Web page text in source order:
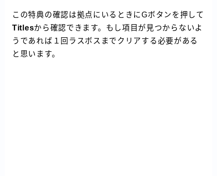
この特典の確認は拠点にいるときにGボタンを押して
Titlesから確認できます。もし項目が見つからないよ
うであれば１回ラスボスまでクリアする必要がある
と思います。